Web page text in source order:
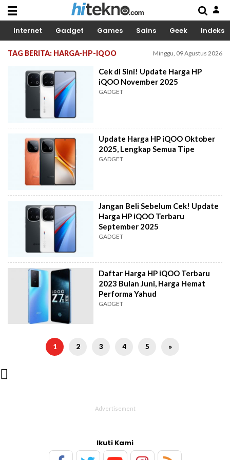
Internet Gadget Games Sains Geek Indeks
TAG BERITA: HARGA-HP-IQOO Minggu, 09 Agustus 2026
Cek di Sini! Update Harga HP
iQOO November 2025
GADGET
Update Harga HP iQOO Oktober
2025, Lengkap Semua Tipe
GADGET
Jangan Beli Sebelum Cek! Update
Harga HP iQOO Terbaru
September 2025
GADGET
Daftar Harga HP iQOO Terbaru
2023 Bulan Juni, Harga Hemat
Performa Yahud
GADGET
1 2 3 4 5 »

Ikuti Kami